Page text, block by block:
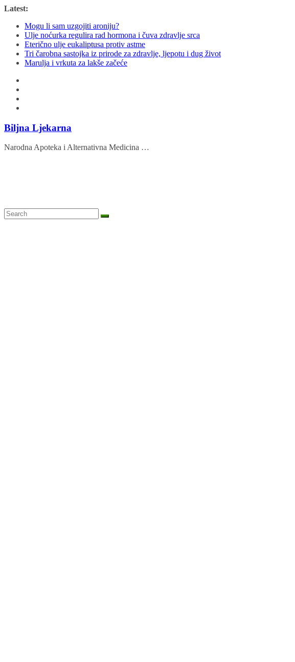
Skip
content
Latest:
Mogu li sam uzgojiti aroniju?
Ulje noćurka regulira rad hormona i čuva zdravlje srca
Eterično ulje eukaliptusa protiv astme
Tri čarobna sastojka iz prirode za zdravlje, ljepotu i dug život
Marulja i vrkuta za lakše začeće
Biljna Ljekarna
Narodna Apoteka i Alternativna Medicina …